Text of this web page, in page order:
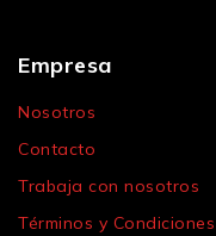
Empresa
Nosotros
Contacto
Trabaja con nosotros
Términos y Condiciones